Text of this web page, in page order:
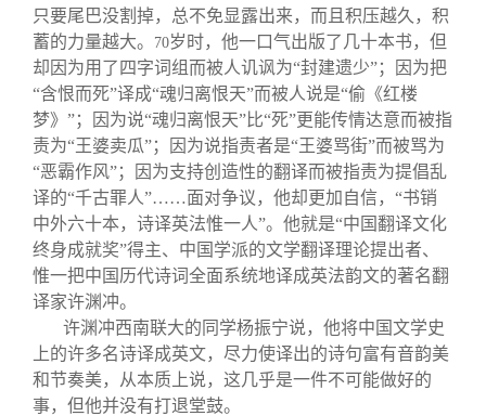
只要尾巴没割掉，总不免显露出来，而且积压越久，积
蓄的力量越大。
70岁时，他一口气出版了几十本书，但
却因为用了四字词组而被人讥讽为“封建遗少”；因为把
“含恨而死”译成“魂归离恨天”而被人说是“偷《红楼
梦》”；因为说“魂归离恨天”比“死”更能传情达意而被指
责为“王婆卖瓜”；因为说指责者是“王婆骂街”而被骂为
“恶霸作风”；因为支持创造性的翻译而被指责为提倡乱
译的“千古罪人”……面对争议，他却更加自信，“书销
中外六十本，诗译英法惟一人”。他就是“中国翻译文化
终身成就奖”得主、中国学派的文学翻译理论提出者、
惟一把中国历代诗词全面系统地译成英法韵文的著名翻
译家许渊冲。
许渊冲西南联大的同学杨振宁说，他将中国文学史
上的许多名诗译成英文，尽力使译出的诗句富有音韵美
和节奏美，从本质上说，这几乎是一件不可能做好的
事，但他并没有打退堂鼓。